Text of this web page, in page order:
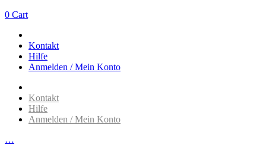
0 Cart
Kontakt
Hilfe
Anmelden / Mein Konto
Kontakt
Hilfe
Anmelden / Mein Konto
…